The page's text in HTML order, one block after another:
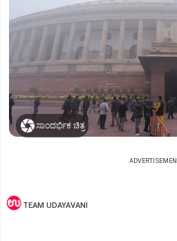
ಸಾಂದರ್ಭಿಕ ಚಿತ್ರ
TEAM UDAYAVANI